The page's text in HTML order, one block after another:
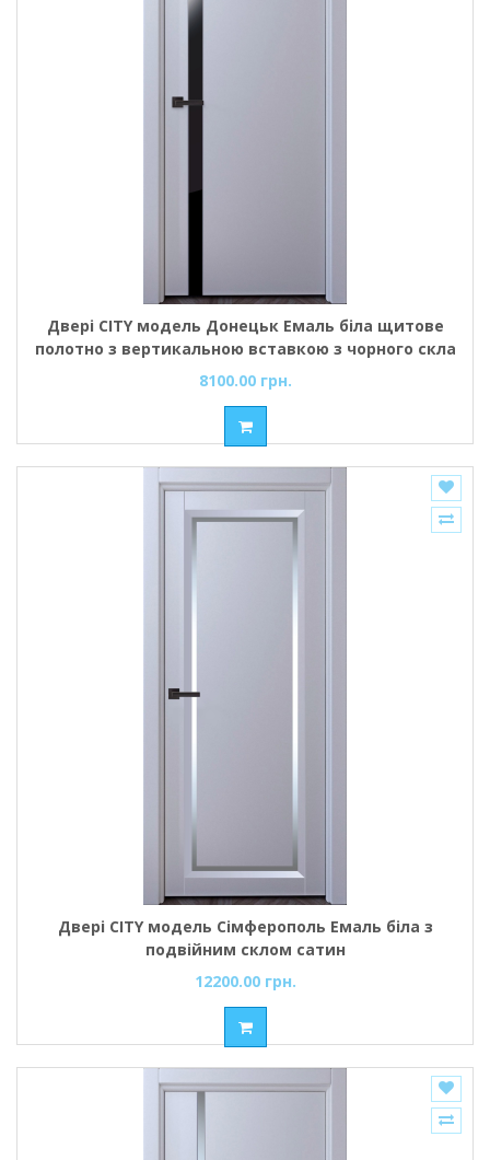
Двері CITY модель Донецьк Емаль біла щитове
полотно з вертикальною вставкою з чорного скла
8100.00 грн.
Двері CITY модель Сімферополь Емаль біла з
подвійним склом сатин
12200.00 грн.